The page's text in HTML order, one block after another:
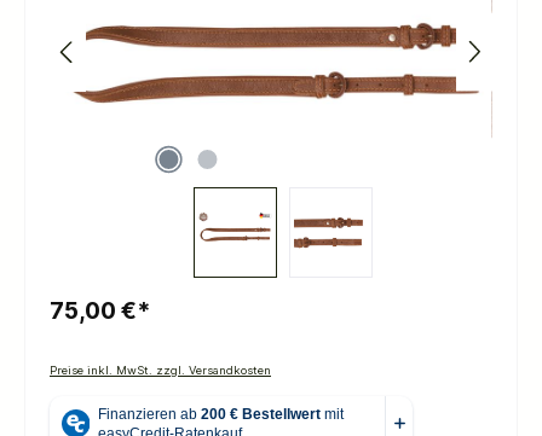
75,00 €*
Preise inkl. MwSt. zzgl. Versandkosten